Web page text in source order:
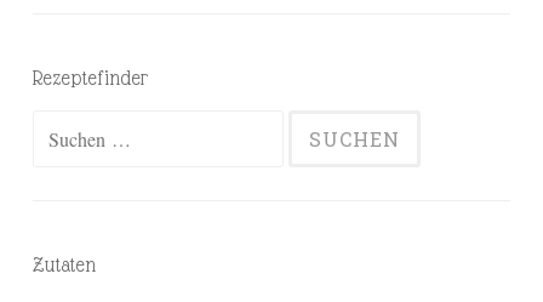
Rezeptefinder
Zutaten